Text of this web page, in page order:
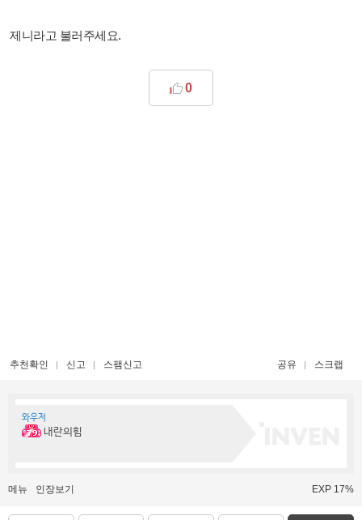
제니라고 불러주세요.
0
추천확인 신고 스팸신고 공유 스크랩
와우저
내란의힘
메뉴 인장보기 EXP 17%